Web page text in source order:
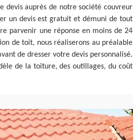
devis auprès de notre société couvreur
un devis est gratuit et démuni de tout
parvenir une réponse en moins de 24
de toit, nous réaliserons au préalable
de dresser votre devis personnalisé.
de la toiture, des outillages, du coût